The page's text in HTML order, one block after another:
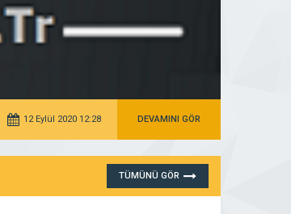
12 Eylül 2020 12:28 DEVAMINI GÖR
TÜMÜNÜ GÖR